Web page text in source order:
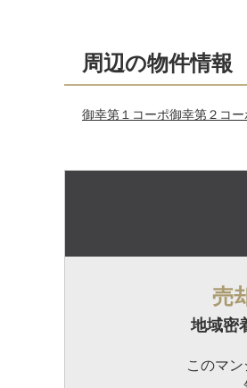
周辺の物件情報
御幸第１コーポ御幸第２コー
売
地域密
このマ